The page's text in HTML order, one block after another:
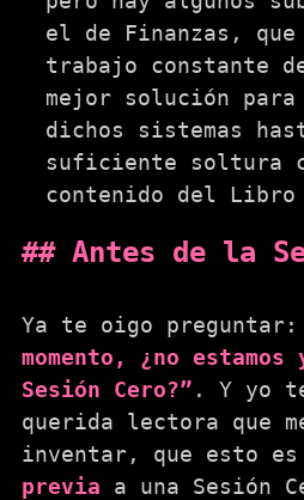
el de Finanzas, que
trabajo constante
mejor solución
dichos sistemas
suficiente soltura
contenido del Libro
Antes de la
Ya te oigo preguntar:
momento, ¿no
Sesión Cero?” . Y yo
querida lectora que
inventar, que esto
previa a una Sesión